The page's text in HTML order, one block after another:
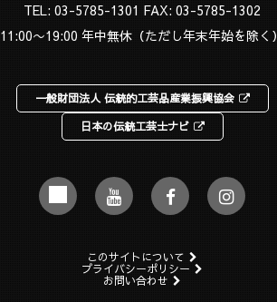
TEL: 03-5785-1301 FAX: 03-5785-1302
11:00〜19:00 年中無休（ただし年末年始を除く）
一般財団法人 伝統的工芸品産業振興協会
日本の伝統工芸士ナビ
このサイトについて
プライバシーポリシー
お問い合わせ